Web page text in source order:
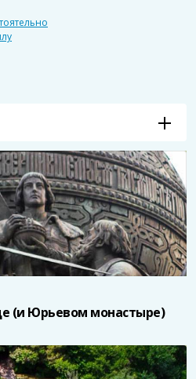
(и Юрьевом монастыре)